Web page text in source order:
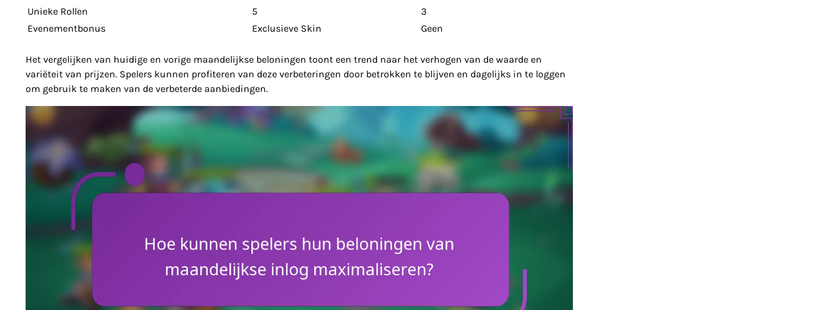
Unieke Rollen
5
3
Evenementbonus
Exclusieve Skin Geen
Het vergelijken van huidige en vorige maandelijkse beloningen toont een trend naar het verhogen van de waarde en
variëteit van prijzen. Spelers kunnen profiteren van deze verbeteringen door betrokken te blijven en dagelijks in te loggen
om gebruik te maken van de verbeterde aanbiedingen.